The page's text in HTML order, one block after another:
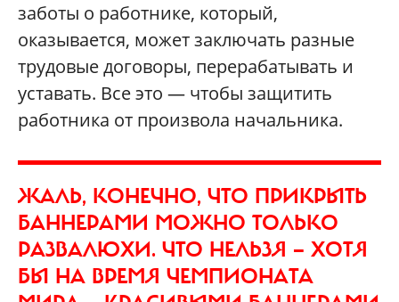
заботы о работнике, который,
оказывается, может заключать разные
трудовые договоры, перерабатывать и
уставать. Все это — чтобы защитить
работника от произвола начальника.
ЖАЛЬ, КОНЕЧНО, ЧТО ПРИКРЫТЬ
БАННЕРАМИ МОЖНО ТОЛЬКО
РАЗВАЛЮХИ. ЧТО НЕЛЬЗЯ — ХОТЯ
БЫ НА ВРЕМЯ ЧЕМПИОНАТА